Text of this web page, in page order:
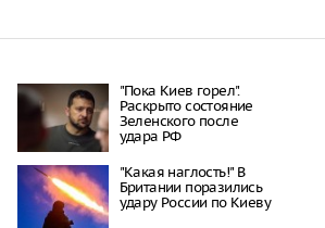
"Пока Киев горел".
Раскрыто состояние
Зеленского после
удара РФ
"Какая наглость!" В
Британии поразились
удару России по Киеву